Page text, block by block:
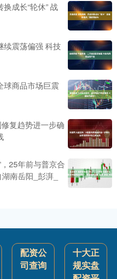
成长“轮休” 战
续震荡偏强 科技
球商品市场巨震
复趋势进一步确
25年前与普京合
南岳阳_彭湃_
配资公
司查询
十大正
规实盘